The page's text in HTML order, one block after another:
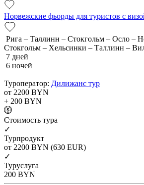
Норвежские фьорды для туристов с
Рига – Таллинн – Стокгольм – Осло –
Стокгольм – Хельсинки – Таллинн –
7 дней
6 ночей
Туроператор: Дилижанс тур
от 2200 BYN
+ 200 BYN
Cтоимость тура
✓
Турпродукт
от 2200 BYN (630 EUR)
✓
Туруслуга
200 BYN